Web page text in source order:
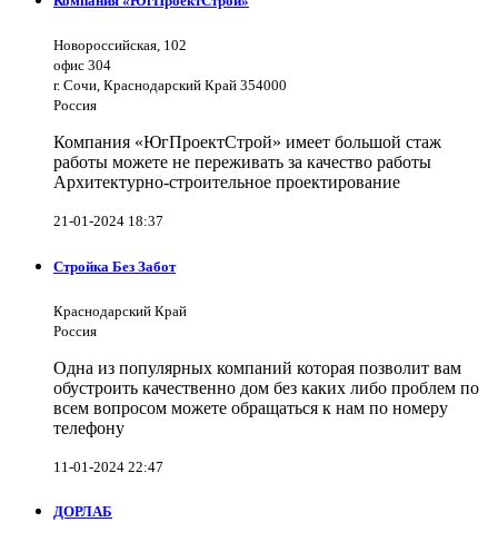
Новороссийская, 102
офис 304
г. Сочи, Краснодарский Край 354000
Россия
Компания «ЮгПроектСтрой» имеет большой стаж
работы можете не переживать за качество работы
Архитектурно-строительное проектирование
21-01-2024 18:37
Стройка Без Забот
Краснодарский Край
Россия
Одна из популярных компаний которая позволит вам
обустроить качественно дом без каких либо проблем по
всем вопросом можете обращаться к нам по номеру
телефону
11-01-2024 22:47
ДОРЛАБ